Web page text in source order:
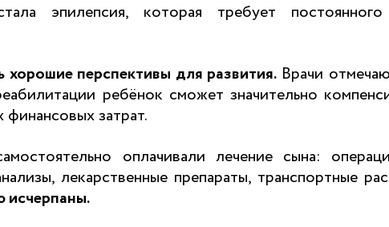
эпилепсия, которая требует
перспективы для развития. Врачи
ребёнок сможет значительно
затрат.
оплачивали лечение сына:
лекарственные препараты, транспортные
исчерпаны.